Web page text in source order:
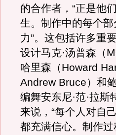
的合作者，“正是他
生。制作中的每个
力”。这包括许多重
设计马克·汤普森（
哈里森（Howard
Andrew Bruce）和
编舞安东尼·范·拉
来说，“每个人对自
都充满信心。制作